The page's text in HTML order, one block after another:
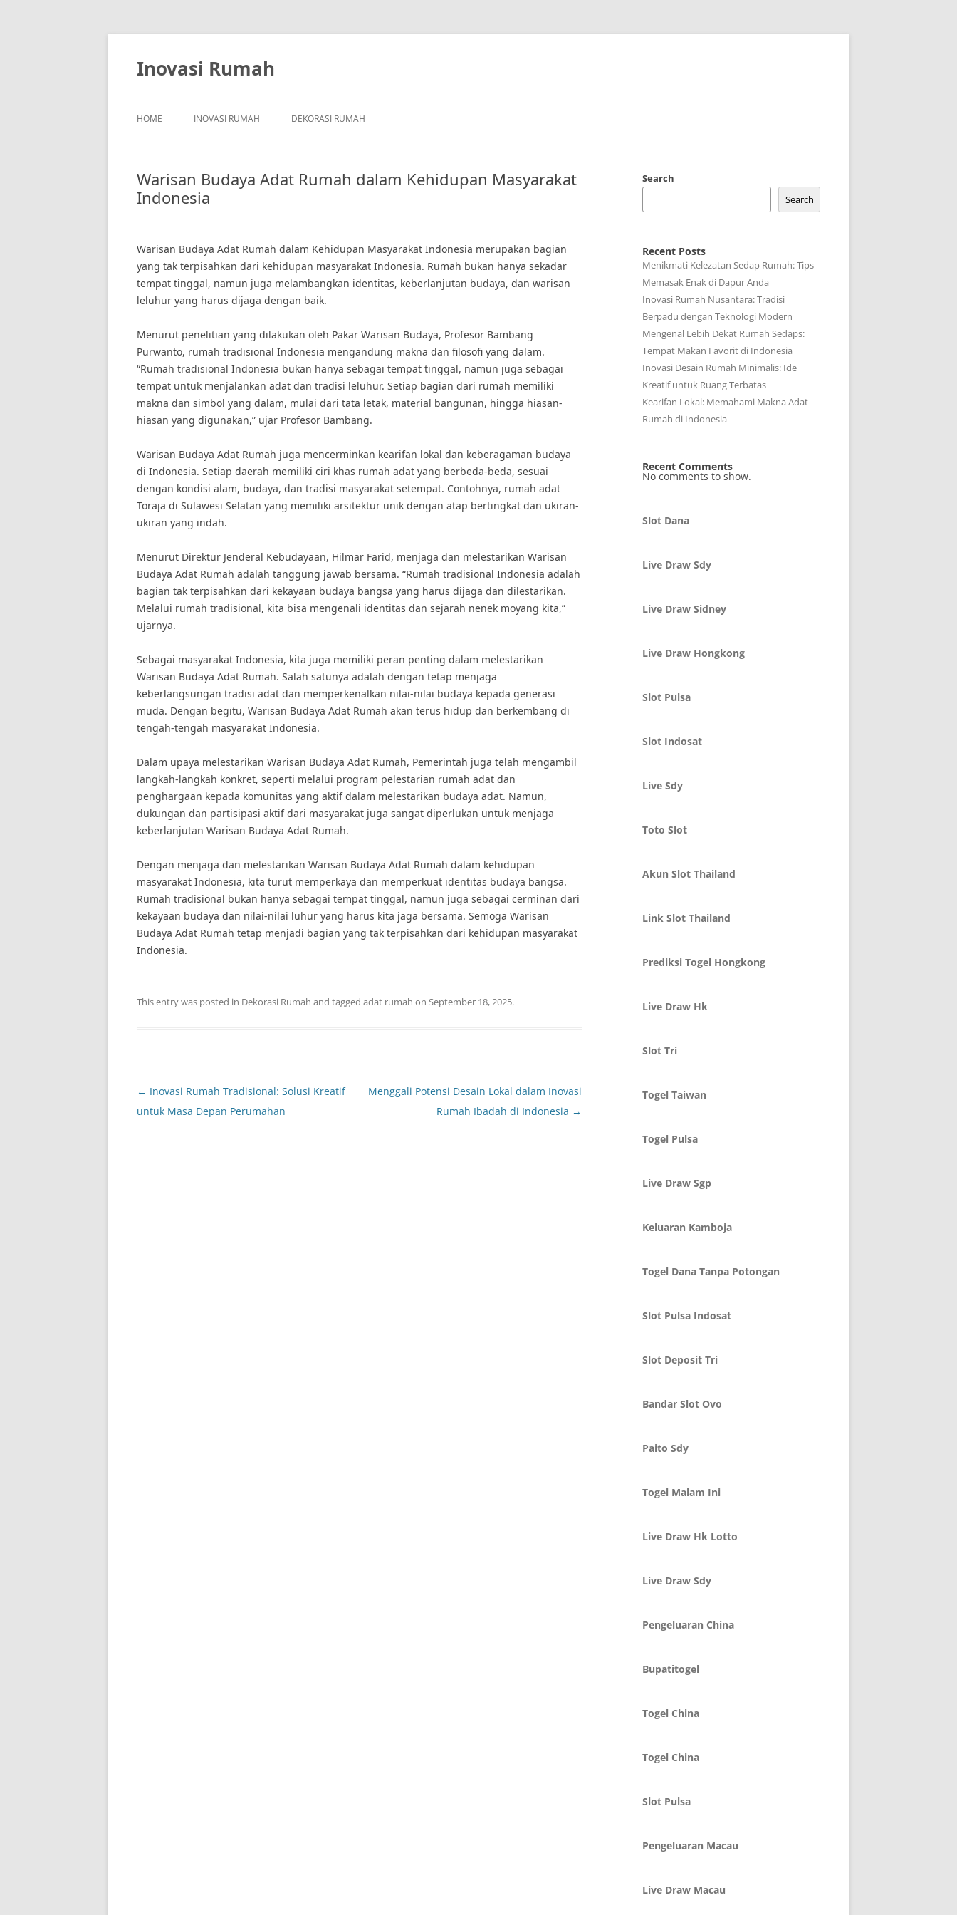
Skip
Inovasi Rumah
HOME INOVASI RUMAH DEKORASI RUMAH
Warisan Budaya Adat Rumah dalam Kehidupan Masyarakat
Indonesia
Warisan Budaya Adat Rumah dalam Kehidupan Masyarakat Indonesia merupakan bagian
yang tak terpisahkan dari kehidupan masyarakat Indonesia. Rumah bukan hanya sekadar
tempat tinggal, namun juga melambangkan identitas, keberlanjutan budaya, dan warisan
leluhur yang harus dijaga dengan baik.
Menurut penelitian yang dilakukan oleh Pakar Warisan Budaya, Profesor Bambang
Purwanto, rumah tradisional Indonesia mengandung makna dan filosofi yang dalam.
“Rumah tradisional Indonesia bukan hanya sebagai tempat tinggal, namun juga sebagai
tempat untuk menjalankan adat dan tradisi leluhur. Setiap bagian dari rumah memiliki
makna dan simbol yang dalam, mulai dari tata letak, material bangunan, hingga hiasan-
hiasan yang digunakan,” ujar Profesor Bambang.
Warisan Budaya Adat Rumah juga mencerminkan kearifan lokal dan keberagaman budaya
di Indonesia. Setiap daerah memiliki ciri khas rumah adat yang berbeda-beda, sesuai
dengan kondisi alam, budaya, dan tradisi masyarakat setempat. Contohnya, rumah adat
Toraja di Sulawesi Selatan yang memiliki arsitektur unik dengan atap bertingkat dan ukiran-
ukiran yang indah.
Menurut Direktur Jenderal Kebudayaan, Hilmar Farid, menjaga dan melestarikan Warisan
Budaya Adat Rumah adalah tanggung jawab bersama. “Rumah tradisional Indonesia adalah
bagian tak terpisahkan dari kekayaan budaya bangsa yang harus dijaga dan dilestarikan.
Melalui rumah tradisional, kita bisa mengenali identitas dan sejarah nenek moyang kita,”
ujarnya.
Sebagai masyarakat Indonesia, kita juga memiliki peran penting dalam melestarikan
Warisan Budaya Adat Rumah. Salah satunya adalah dengan tetap menjaga
keberlangsungan tradisi adat dan memperkenalkan nilai-nilai budaya kepada generasi
muda. Dengan begitu, Warisan Budaya Adat Rumah akan terus hidup dan berkembang di
tengah-tengah masyarakat Indonesia.
Dalam upaya melestarikan Warisan Budaya Adat Rumah, Pemerintah juga telah mengambil
langkah-langkah konkret, seperti melalui program pelestarian rumah adat dan
penghargaan kepada komunitas yang aktif dalam melestarikan budaya adat. Namun,
dukungan dan partisipasi aktif dari masyarakat juga sangat diperlukan untuk menjaga
keberlanjutan Warisan Budaya Adat Rumah.
Dengan menjaga dan melestarikan Warisan Budaya Adat Rumah dalam kehidupan
masyarakat Indonesia, kita turut memperkaya dan memperkuat identitas budaya bangsa.
Rumah tradisional bukan hanya sebagai tempat tinggal, namun juga sebagai cerminan dari
kekayaan budaya dan nilai-nilai luhur yang harus kita jaga bersama. Semoga Warisan
Budaya Adat Rumah tetap menjadi bagian yang tak terpisahkan dari kehidupan masyarakat
Indonesia.
This entry was posted in Dekorasi Rumah and tagged adat rumah on September 18, 2025.
Post
navigation
← Inovasi Rumah Tradisional: Solusi Kreatif
untuk Masa Depan Perumahan
Menggali Potensi Desain Lokal dalam Inovasi
Rumah Ibadah di Indonesia →
Search
Search
Recent Posts
Menikmati Kelezatan Sedap Rumah: Tips
Memasak Enak di Dapur Anda
Inovasi Rumah Nusantara: Tradisi
Berpadu dengan Teknologi Modern
Mengenal Lebih Dekat Rumah Sedaps:
Tempat Makan Favorit di Indonesia
Inovasi Desain Rumah Minimalis: Ide
Kreatif untuk Ruang Terbatas
Kearifan Lokal: Memahami Makna Adat
Rumah di Indonesia
Recent Comments
No comments to show.
Slot Dana
Live Draw Sdy
Live Draw Sidney
Live Draw Hongkong
Slot Pulsa
Slot Indosat
Live Sdy
Toto Slot
Akun Slot Thailand
Link Slot Thailand
Prediksi Togel Hongkong
Live Draw Hk
Slot Tri
Togel Taiwan
Togel Pulsa
Live Draw Sgp
Keluaran Kamboja
Togel Dana Tanpa Potongan
Slot Pulsa Indosat
Slot Deposit Tri
Bandar Slot Ovo
Paito Sdy
Togel Malam Ini
Live Draw Hk Lotto
Live Draw Sdy
Pengeluaran China
Bupatitogel
Togel China
Togel China
Slot Pulsa
Pengeluaran Macau
Live Draw Macau